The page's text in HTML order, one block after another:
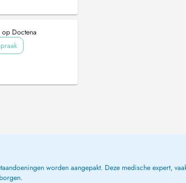
Doctena
worden aangepakt. Deze medische expert,